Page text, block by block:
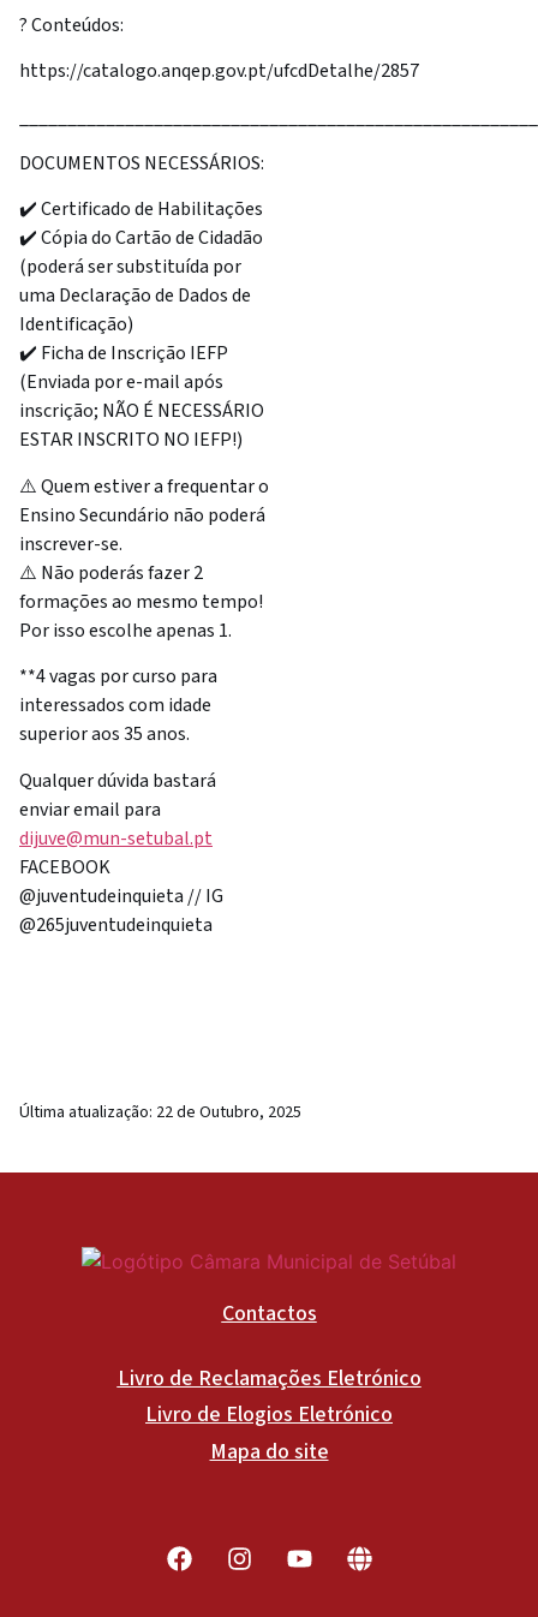
? Conteúdos:
https://catalogo.anqep.gov.pt/ufcdDetalhe/2857
DOCUMENTOS NECESSÁRIOS:
✔️ Certificado de Habilitações
✔️ Cópia do Cartão de Cidadão
(poderá ser substituída por
uma Declaração de Dados de
Identificação)
✔️ Ficha de Inscrição IEFP
(Enviada por e-mail após
inscrição; NÃO É NECESSÁRIO
ESTAR INSCRITO NO IEFP!)
⚠️ Quem estiver a frequentar o
Ensino Secundário não poderá
inscrever-se.
⚠️ Não poderás fazer 2
formações ao mesmo tempo!
Por isso escolhe apenas 1.
**4 vagas por curso para
interessados com idade
superior aos 35 anos.
Qualquer dúvida bastará
enviar email para
dijuve@mun-setubal.pt
FACEBOOK
@juventudeinquieta // IG
@265juventudeinquieta
Última atualização: 22 de Outubro, 2025
Contactos
Livro de Reclamações Eletrónico
Livro de Elogios Eletrónico
Mapa do site